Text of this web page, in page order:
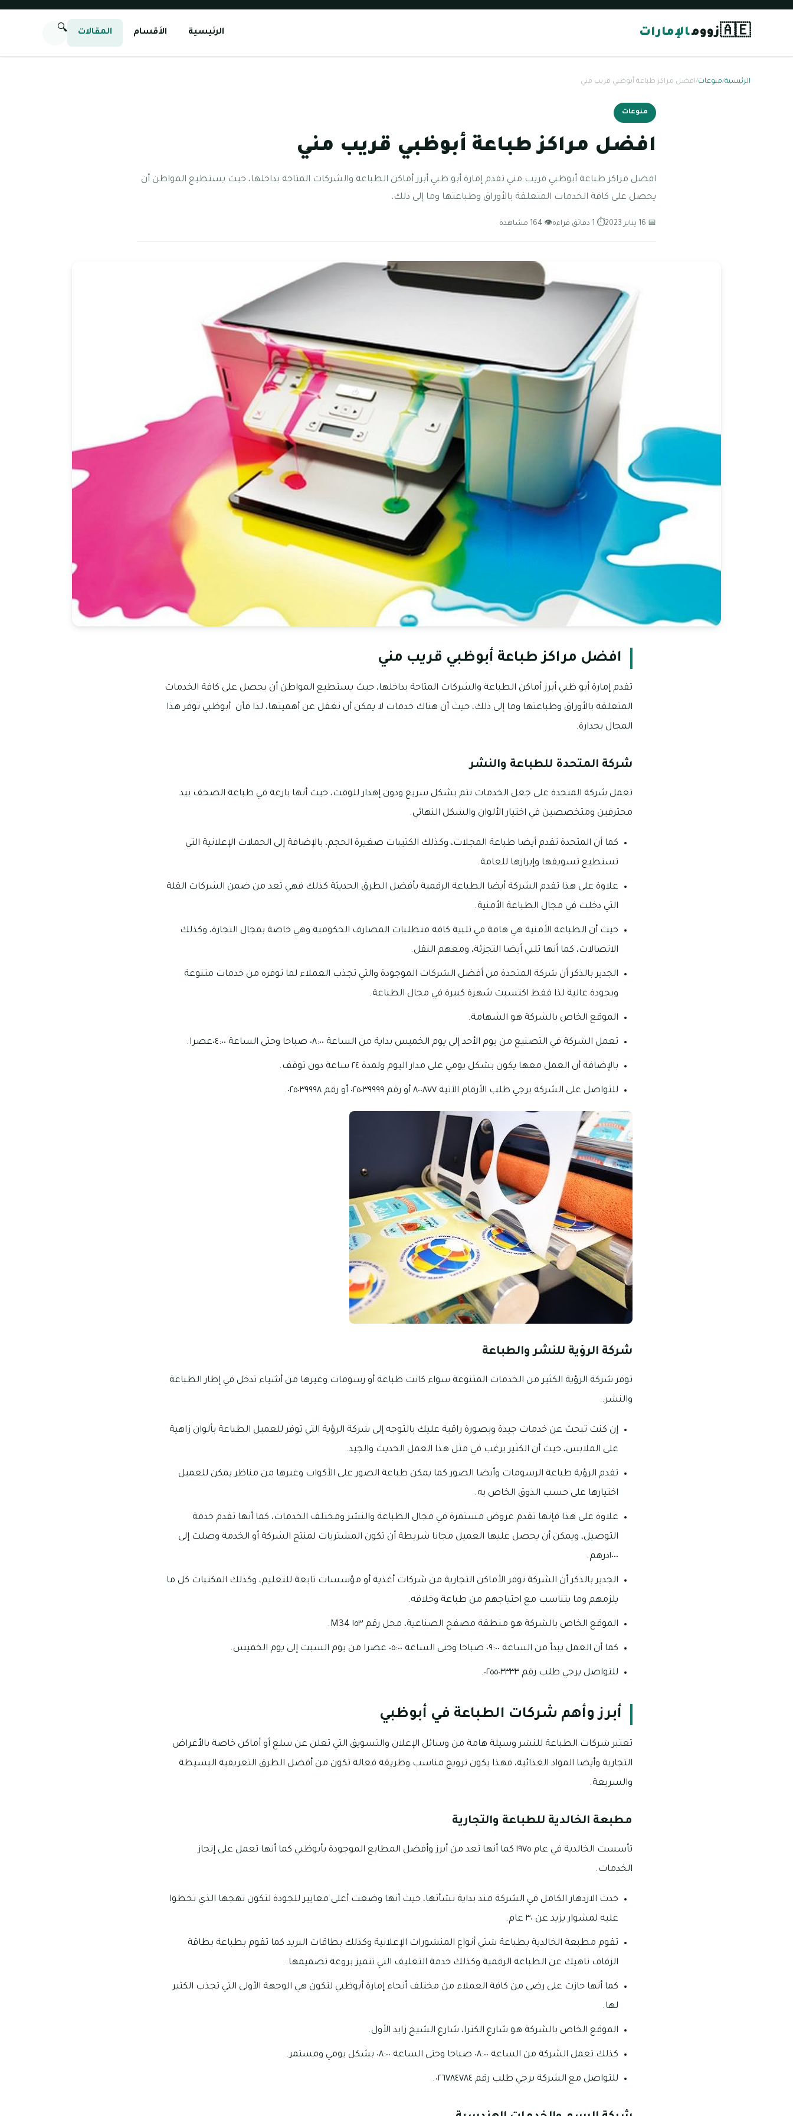
🇦🇪زوومالإمارات الرئيسية الأقسام المقالات 🔍
الرئيسية/منوعات/افضل مراكز طباعة أبوظبي قريب مني
منوعات
افضل مراكز طباعة أبوظبي قريب مني
افضل مراكز طباعة أبوظبي قريب مني تقدم إمارة أبو ظبي أبرز أماكن الطباعة والشركات المتاحة بداخلها، حيث يستطيع المواطن أن
يحصل على كافة الخدمات المتعلقة بالأوراق وطباعتها وما إلى ذلك،
📅 16 يناير 2023 ⏱ 1 دقائق قراءة 👁 164 مشاهدة
افضل مراكز طباعة أبوظبي قريب مني
تقدم إمارة أبو ظبي أبرز أماكن الطباعة والشركات المتاحة بداخلها، حيث يستطيع المواطن أن يحصل على كافة الخدمات
المتعلقة بالأوراق وطباعتها وما إلى ذلك، حيث أن هناك خدمات لا يمكن أن نغفل عن أهميتها، لذا فأن أبوظبي توفر هذا
المجال بجدارة.
شركة المتحدة للطباعة والنشر
تعمل شركة المتحدة على جعل الخدمات تتم بشكل سريع ودون إهدار للوقت، حيث أنها بارعة في طباعة الصحف بيد
محترفين ومتخصصين في اختيار الألوان والشكل النهائي.
كما أن المتحدة تقدم أيضا طباعة المجلات، وكذلك الكتيبات صغيرة الحجم، بالإضافة إلى الحملات الإعلانية التي
تستطيع تسويقها وإبرازها للعامة.
علاوة على هذا تقدم الشركة أيضا الطباعة الرقمية بأفضل الطرق الحديثة كذلك فهي تعد من ضمن الشركات القلة
التي دخلت في مجال الطباعة الأمنية.
حيث أن الطباعة الأمنية هي هامة في تلبية كافة متطلبات المصارف الحكومية وهي خاصة بمجال التجارة، وكذلك
الاتصالات، كما أنها تلبي أيضا التجزئة، ومعهم النقل.
الجدير بالذكر أن شركة المتحدة من أفضل الشركات الموجودة والتي تجذب العملاء لما توفره من خدمات متنوعة
وبجودة عالية لذا فقط اكتسبت شهرة كبيرة في مجال الطباعة.
الموقع الخاص بالشركة هو الشهامة.
تعمل الشركة في التصنيع من يوم الأحد إلى يوم الخميس بداية من الساعة ٠٨:٠٠ صباحا وحتى الساعة ٠٤:٠٠عصرا.
بالإضافة أن العمل معها يكون بشكل يومي على مدار اليوم ولمدة ٢٤ ساعة دون توقف.
للتواصل على الشركة يرجي طلب الأرقام الآتية ٨٠٠٨٧٧ أو رقم ٠٢٥٠٣٩٩٩٩ أو رقم ٠٢٥٠٣٩٩٩٨.
شركة الرؤية للنشر والطباعة
توفر شركة الرؤية الكثير من الخدمات المتنوعة سواء كانت طباعة أو رسومات وغيرها من أشياء تدخل في إطار الطباعة
والنشر.
إن كنت تبحث عن خدمات جيدة وبصورة راقية عليك بالتوجه إلى شركة الرؤية التي توفر للعميل الطباعة بألوان زاهية
على الملابس، حيث أن الكثير يرغب في مثل هذا العمل الحديث والجيد.
تقدم الرؤية طباعة الرسومات وأيضا الصور كما يمكن طباعة الصور على الأكواب وغيرها من مناظر يمكن للعميل
اختيارها على حسب الذوق الخاص به.
علاوة على هذا فإنها تقدم عروض مستمرة في مجال الطباعة والنشر ومختلف الخدمات، كما أنها تقدم خدمة
التوصيل، ويمكن أن يحصل عليها العميل مجانا شريطة أن تكون المشتريات لمنتج الشركة أو الخدمة وصلت إلى
١٠٠٠درهم.
الجدير بالذكر أن الشركة توفر الأماكن التجارية من شركات أغذية أو مؤسسات تابعة للتعليم، وكذلك المكتبات كل ما
يلزمهم وما يتناسب مع احتياجهم من طباعة وخلافه.
الموقع الخاص بالشركة هو منطقة مصفح الصناعية، محل رقم ١٥٣ M34.
كما أن العمل يبدأ من الساعة ٠٩:٠٠ صباحا وحتى الساعة ٠٥:٠٠ عصرا من يوم السبت إلى يوم الخميس.
للتواصل يرجي طلب رقم ٠٢٥٥٠٣٣٣٣.
أبرز وأهم شركات الطباعة في أبوظبي
تعتبر شركات الطباعة للنشر وسيلة هامة من وسائل الإعلان والتسويق التي تعلن عن سلع أو أماكن خاصة بالأغراض
التجارية وأيضا المواد الغذائية، فهذا يكون ترويج مناسب وطريقة فعالة تكون من أفضل الطرق التعريفية البسيطة
والسريعة.
مطبعة الخالدية للطباعة والتجارية
تأسست الخالدية في عام ١٩٧٥ كما أنها تعد من أبرز وأفضل المطابع الموجودة بأبوظبي كما أنها تعمل على إنجاز
الخدمات.
حدث الازدهار الكامل في الشركة منذ بداية نشأتها، حيث أنها وضعت أعلى معايير للجودة لتكون نهجها الذي تخطوا
عليه لمشوار يزيد عن ٣٠ عام.
تقوم مطبعة الخالدية بطباعة شتي أنواع المنشورات الإعلانية وكذلك بطاقات البريد كما تقوم بطباعة بطاقة
الزفاف ناهيك عن الطباعة الرقمية وكذلك خدمة التغليف التي تتميز بروعة تصميمها.
كما أنها حازت على رضى من كافة العملاء من مختلف أنحاء إمارة أبوظبي لتكون هي الوجهة الأولى التي تجذب الكثير
لها.
الموقع الخاص بالشركة هو شارع الكترا، شارع الشيخ زايد الأول.
كذلك تعمل الشركة من الساعة ٠٨:٠٠ صباحا وحتى الساعة ٠٨:٠٠ بشكل يومي ومستمر.
للتواصل مع الشركة يرجي طلب رقم ٠٢٦٧٨٤٧٨٤.